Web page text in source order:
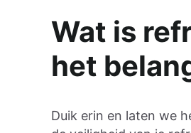
Wat is
het
Duik erin en laten we